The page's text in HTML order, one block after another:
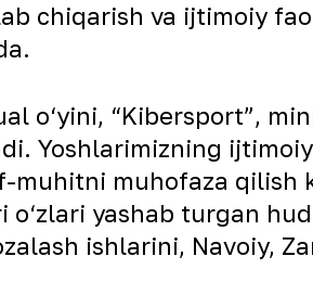
chiqarish va ijtimoiy
“Kibersport”,
Yoshlarimizning
muhofaza qilish
yashab turgan
ishlarini, Navoiy,